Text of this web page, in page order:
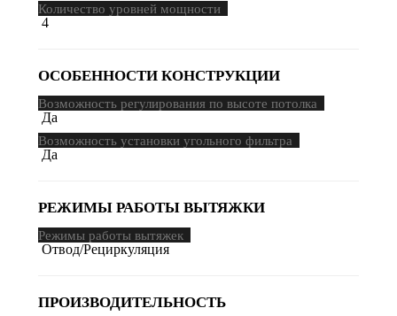
Количество уровней мощности
4
ОСОБЕННОСТИ КОНСТРУКЦИИ
Возможность регулирования по высоте потолка
Да
Возможность установки угольного фильтра
Да
РЕЖИМЫ РАБОТЫ ВЫТЯЖКИ
Режимы работы вытяжек
Отвод/Рециркуляция
ПРОИЗВОДИТЕЛЬНОСТЬ